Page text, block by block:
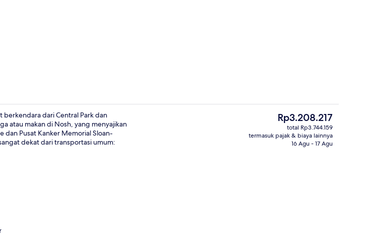
Melayani sarapan dan makan malam Bar (di properti)
berkendara dari Central Park dan
atau makan di Nosh, yang menyajikan
dan Pusat Kanker Memorial Sloan-
dekat dari transportasi umum:
Harga
saat
ini
Rp3.208.217
Rp3.208.217
total Rp3.744.159
termasuk pajak & biaya lainnya
16 Agu - 17 Agu